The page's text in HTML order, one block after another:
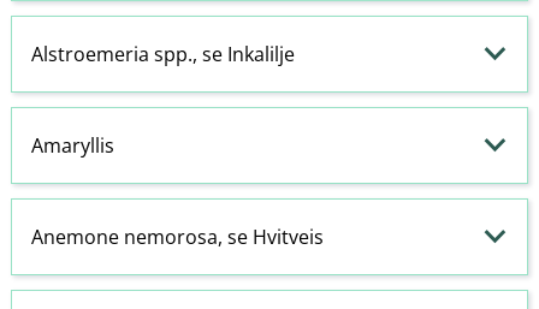
Alstroemeria spp., se Inkalilje
Amaryllis
Anemone nemorosa, se Hvitveis